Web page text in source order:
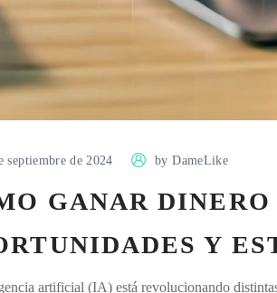
septiembre de 2024 byDameLike
GANAR
Y
artificial (IA) está revolucionando